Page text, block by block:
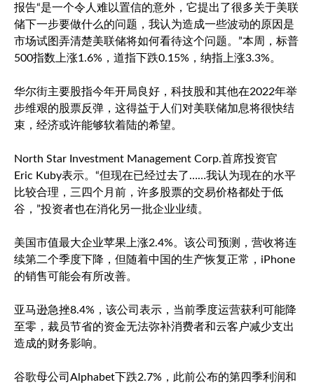
报告“是一个令人难以置信的意外，它提出了很多关于美联
储下一步要做什么的问题，我认为造成一些波动的原因是
市场试图弄清楚美联储将如何看待这个问题。”本周， 标普
500指数上涨1.6%，道指下跌0.15%，纳指上涨3.3%。
华尔街主要股指今年开局良好，科技股和其他在2022年举
步维艰的股票反弹，这得益于人们对美联储加息将很快结
束，经济或许能够软着陆的希望。
North Star Investment Management Corp.首席投资官
Eric Kuby表示。“但现在已经过去了……我认为现在的水平
比较合理，三四个月前，许多股票的交易价格都处于低
谷，”投资者也在消化另一批企业业绩。
美国市值最大企业苹果上涨2.4%。该公司预测，营收将连
续第二个季度下降，但随着中国的生产恢复正常，iPhone
的销售可能会有所改善。
亚马逊急挫8.4%，该公司表示，当前季度运营获利可能降
至零，裁员节省的资金无法弥补消费者和云客户减少支出
造成的财务影响。
谷歌母公司Alphabet 下跌2.7%，此前公布的第四季利润和